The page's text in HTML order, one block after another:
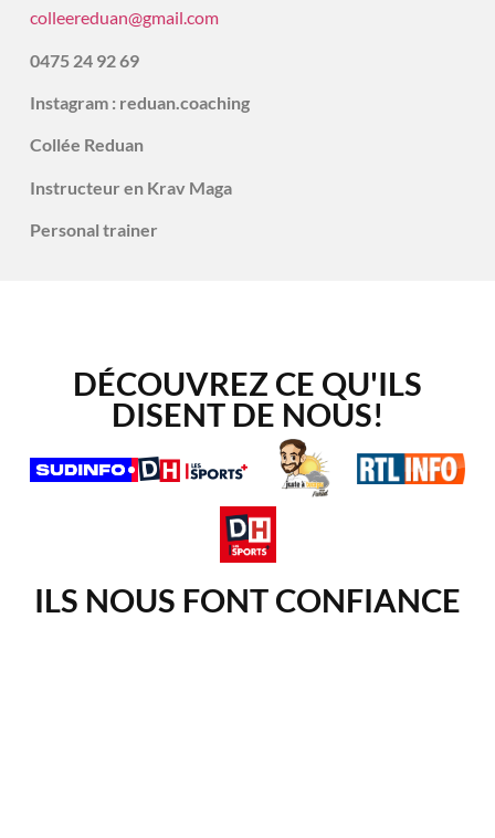
colleereduan@gmail.com
0475 24 92 69
Instagram : reduan.coaching
Collée Reduan
Instructeur en Krav Maga
Personal trainer
DÉCOUVREZ CE QU'ILS
DISENT DE NOUS!
ILS NOUS FONT CONFIANCE